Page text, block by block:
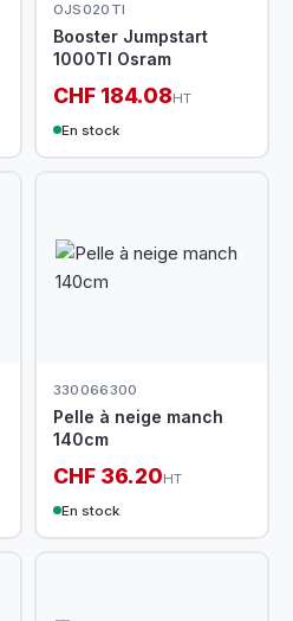
OJS020TI
Booster Jumpstart
1000TI Osram
CHF 184.08HT
En stock
330066300
Pelle à neige manch
140cm
CHF 36.20HT
En stock